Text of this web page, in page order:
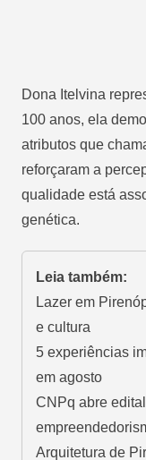
Dona Itelvina
100 anos, ela
atributos que
reforçaram a
qualidade está
genética.
Leia também:
Lazer em
e cultura
5 experiências
em agosto
CNPq abre
Arquitetura de